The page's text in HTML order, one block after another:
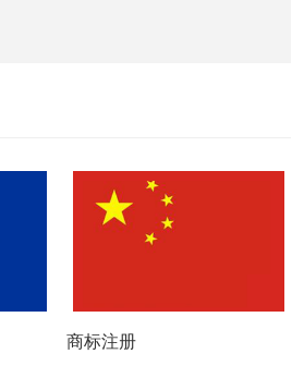
商标注册